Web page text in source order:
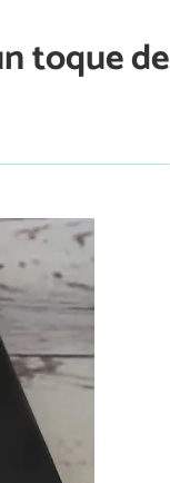
toque de